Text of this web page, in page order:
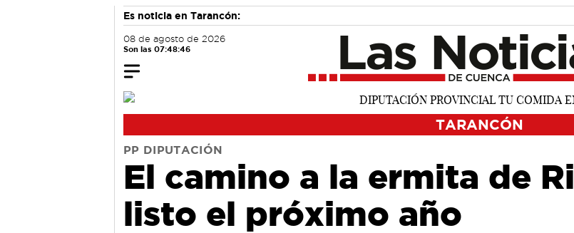
Es noticia en Tarancón:
08 de agosto de 2026
Son las 07:48:47
TARANCÓN
PP DIPUTACIÓN
El camino a la ermita de
listo el próximo año